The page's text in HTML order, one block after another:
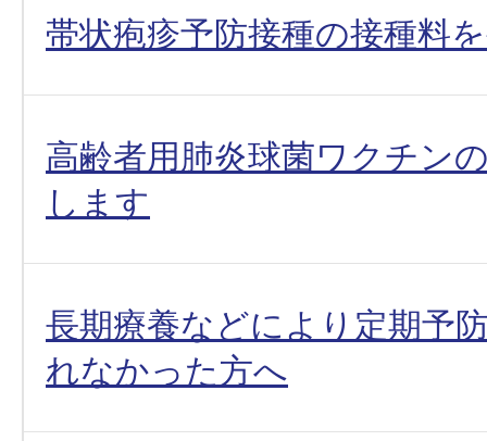
帯状疱疹予防接種の接種料
高齢者用肺炎球菌ワクチン
します
長期療養などにより定期予
れなかった方へ